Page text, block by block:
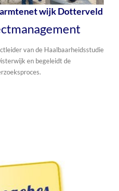
wijk Dotterveld
van de Haalbaarheidsstudie
en begeleidt de